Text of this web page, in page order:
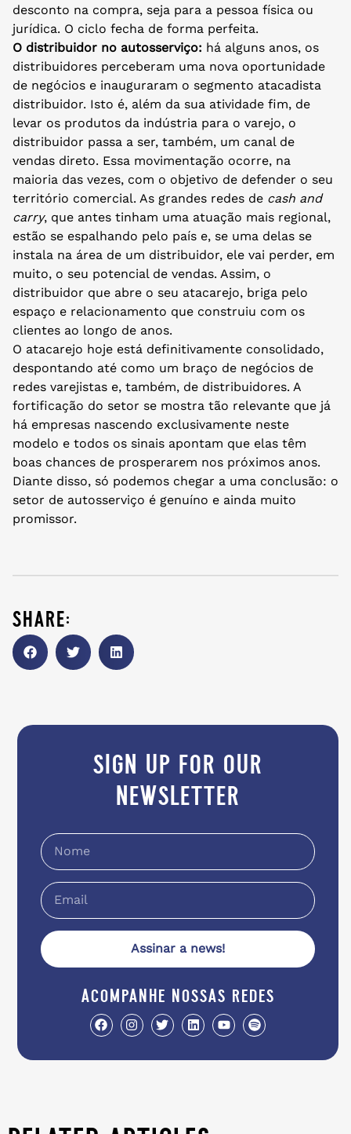
desconto na compra, seja para a pessoa física ou
jurídica. O ciclo fecha de forma perfeita.
O distribuidor no autosserviço: há alguns anos, os
distribuidores perceberam uma nova oportunidade
de negócios e inauguraram o segmento atacadista
distribuidor. Isto é, além da sua atividade fim, de
levar os produtos da indústria para o varejo, o
distribuidor passa a ser, também, um canal de
vendas direto. Essa movimentação ocorre, na
maioria das vezes, com o objetivo de defender o seu
território comercial. As grandes redes de cash and
carry, que antes tinham uma atuação mais regional,
estão se espalhando pelo país e, se uma delas se
instala na área de um distribuidor, ele vai perder, em
muito, o seu potencial de vendas. Assim, o
distribuidor que abre o seu atacarejo, briga pelo
espaço e relacionamento que construiu com os
clientes ao longo de anos.
O atacarejo hoje está definitivamente consolidado,
despontando até como um braço de negócios de
redes varejistas e, também, de distribuidores. A
fortificação do setor se mostra tão relevante que já
há empresas nascendo exclusivamente neste
modelo e todos os sinais apontam que elas têm
boas chances de prosperarem nos próximos anos.
Diante disso, só podemos chegar a uma conclusão: o
setor de autosserviço é genuíno e ainda muito
promissor.
share:
sign up for our
newsletter
Assinar a news!
acompanhe nossas redes